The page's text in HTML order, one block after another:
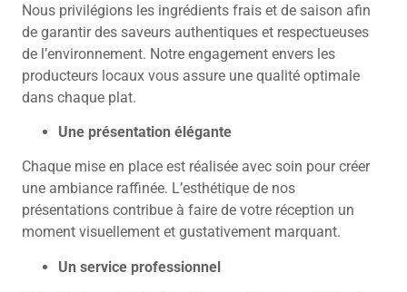
Nous privilégions les ingrédients frais et de saison afin
de garantir des saveurs authentiques et respectueuses
de l’environnement. Notre engagement envers les
producteurs locaux vous assure une qualité optimale
dans chaque plat.
Une présentation élégante
Chaque mise en place est réalisée avec soin pour créer
une ambiance raffinée. L’esthétique de nos
présentations contribue à faire de votre réception un
moment visuellement et gustativement marquant.
Un service professionnel